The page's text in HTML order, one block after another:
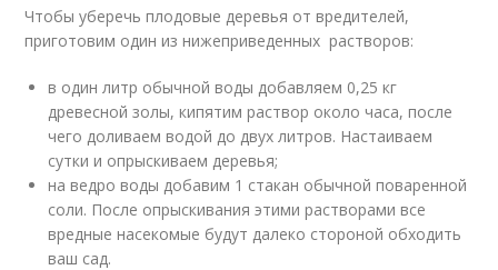
Чтобы уберечь плодовые деревья от вредителей,
приготовим один из нижеприведенных растворов:
в один литр обычной воды добавляем 0,25 кг
древесной золы, кипятим раствор около часа, после
чего доливаем водой до двух литров. Настаиваем
сутки и опрыскиваем деревья;
на ведро воды добавим 1 стакан обычной поваренной
соли. После опрыскивания этими растворами все
вредные насекомые будут далеко стороной обходить
ваш сад.